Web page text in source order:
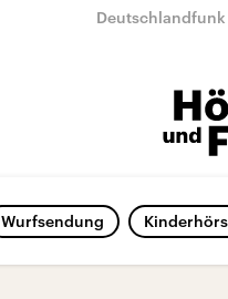
Deutschlandfunk
Wurfsendung